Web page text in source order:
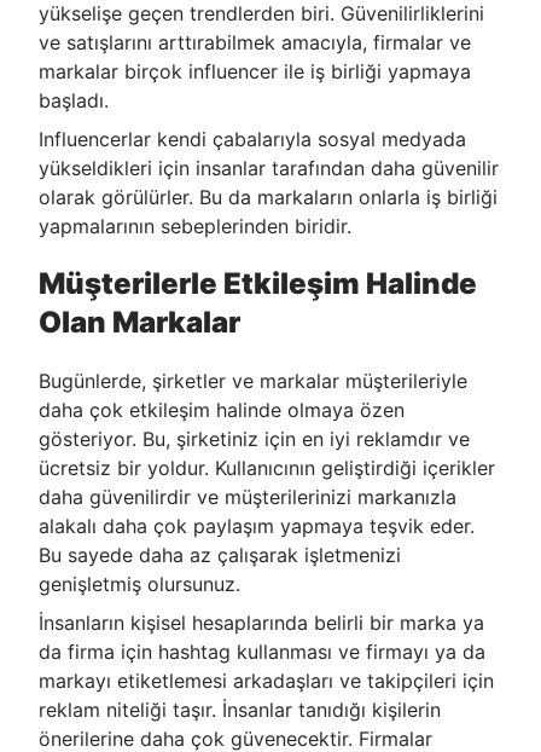
yükselişe geçen trendlerden biri. Güvenilirliklerini
ve satışlarını arttırabilmek amacıyla, firmalar ve
markalar birçok influencer ile iş birliği yapmaya
başladı.
Influencerlar kendi çabalarıyla sosyal medyada
yükseldikleri için insanlar tarafından daha güvenilir
olarak görülürler. Bu da markaların onlarla iş birliği
yapmalarının sebeplerinden biridir.
Müşterilerle Etkileşim Halinde
Olan Markalar
Bugünlerde, şirketler ve markalar müşterileriyle
daha çok etkileşim halinde olmaya özen
gösteriyor. Bu, şirketiniz için en iyi reklamdır ve
ücretsiz bir yoldur. Kullanıcının geliştirdiği içerikler
daha güvenilirdir ve müşterilerinizi markanızla
alakalı daha çok paylaşım yapmaya teşvik eder.
Bu sayede daha az çalışarak işletmenizi
genişletmiş olursunuz.
İnsanların kişisel hesaplarında belirli bir marka ya
da firma için hashtag kullanması ve firmayı ya da
markayı etiketlemesi arkadaşları ve takipçileri için
reklam niteliği taşır. İnsanlar tanıdığı kişilerin
önerilerine daha çok güvenecektir. Firmalar